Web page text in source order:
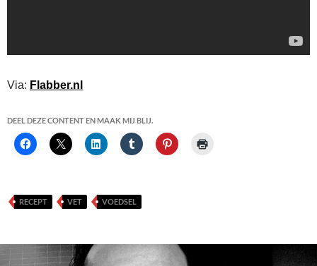
Via: Flabber.nl
DEEL DEZE CONTENT EN MAAK MIJ BLIJ.
RECEPT VET VOEDSEL